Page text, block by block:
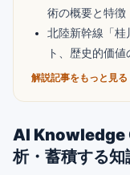
術の概要と特徴
北陸新幹線「桂
ト、歴史的価値
解説記事をもっと見
AI Knowledge
析・蓄積する